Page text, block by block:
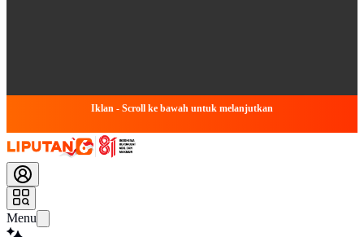
Iklan - Scroll ke bawah untuk melanjutkan
Menu